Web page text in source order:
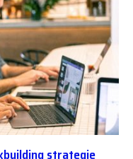
strategie